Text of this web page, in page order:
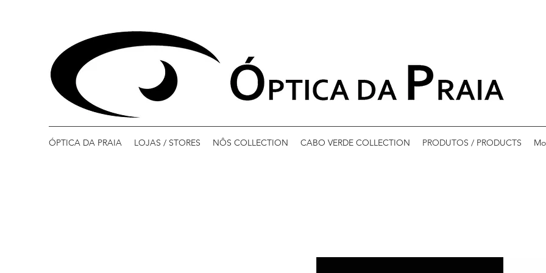
ÓPTICA DA PRAIA LOJAS / STORES NÔS COLLECTION CABO VERDE COLLECTION PRODUTOS / PRODUCTS